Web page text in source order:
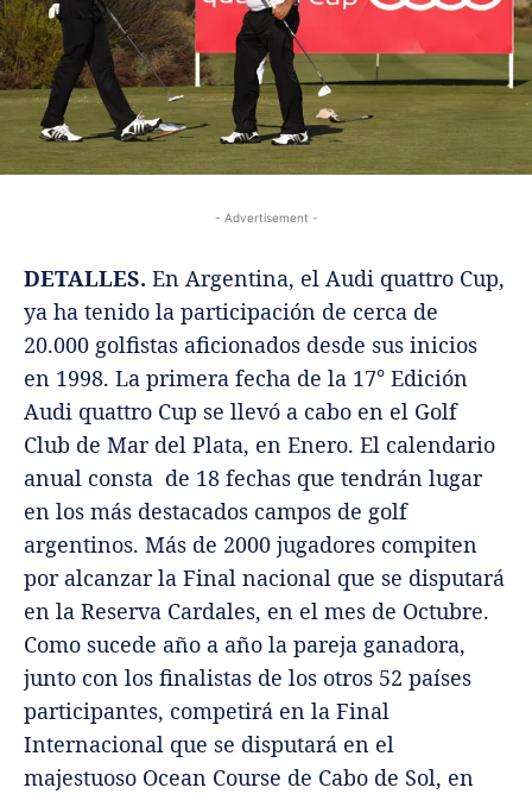
- Advertisement -
DETALLES. En Argentina, el Audi quattro Cup,
ya ha tenido la participación de cerca de
20.000 golfistas aficionados desde sus inicios
en 1998. La primera fecha de la 17° Edición
Audi quattro Cup se llevó a cabo en el Golf
Club de Mar del Plata, en Enero. El calendario
anual consta de 18 fechas que tendrán lugar
en los más destacados campos de golf
argentinos. Más de 2000 jugadores compiten
por alcanzar la Final nacional que se disputará
en la Reserva Cardales, en el mes de Octubre.
Como sucede año a año la pareja ganadora,
junto con los finalistas de los otros 52 países
participantes, competirá en la Final
Internacional que se disputará en el
majestuoso Ocean Course de Cabo de Sol, en